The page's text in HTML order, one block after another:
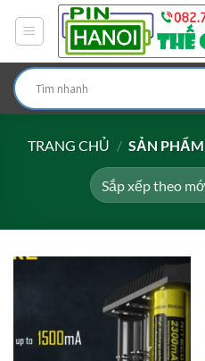
dung
TRANG CHỦ / SẢN